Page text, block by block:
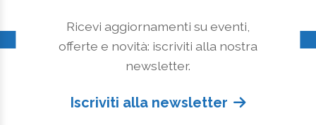
Ricevi aggiornamenti su eventi,
offerte e novità: iscriviti alla nostra
newsletter.
Iscriviti alla newsletter